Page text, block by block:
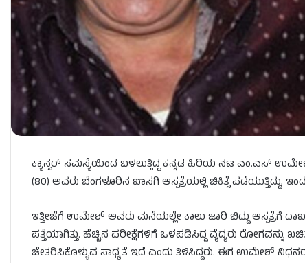
ಕ್ಯಾನ್ಸರ್​​ ಸಮಸ್ಯೆಯಿಂದ ಬಳಲುತ್ತಿದ್ದ ಕನ್ನಡ ಹಿರಿಯ ನಟ ಎಂ.ಎಸ್​​​
(80) ಅವರು ಬೆಂಗಳೂರಿನ ಖಾಸಗಿ ಆಸ್ಪತ್ರೆಯಲ್ಲಿ ಚಿಕಿತ್ಸೆ ಪಡೆಯುತ್ತಿದ್ದು,
ಇತ್ತೀಚೆಗೆ ಉಮೇಶ್ ಅವರು ಮನೆಯಲ್ಲೇ ಕಾಲು ಜಾರಿ ಬಿದ್ದು ಆಸ್ಪತ್ರೆಗೆ
ಪತ್ತೆಯಾಗಿತ್ತು. ಹೆಚ್ಚಿನ ಪರೀಕ್ಷೆಗಳಿಗೆ ಒಳಪಡಿಸಿದ್ದ ವೈದ್ಯರು
ಚೇತರಿಸಿಕೊಳ್ಳುವ ಸಾಧ್ಯತೆ ಇದೆ ಎಂದು ತಿಳಿಸಿದ್ದರು. ಈಗ ಉಮೇಶ್